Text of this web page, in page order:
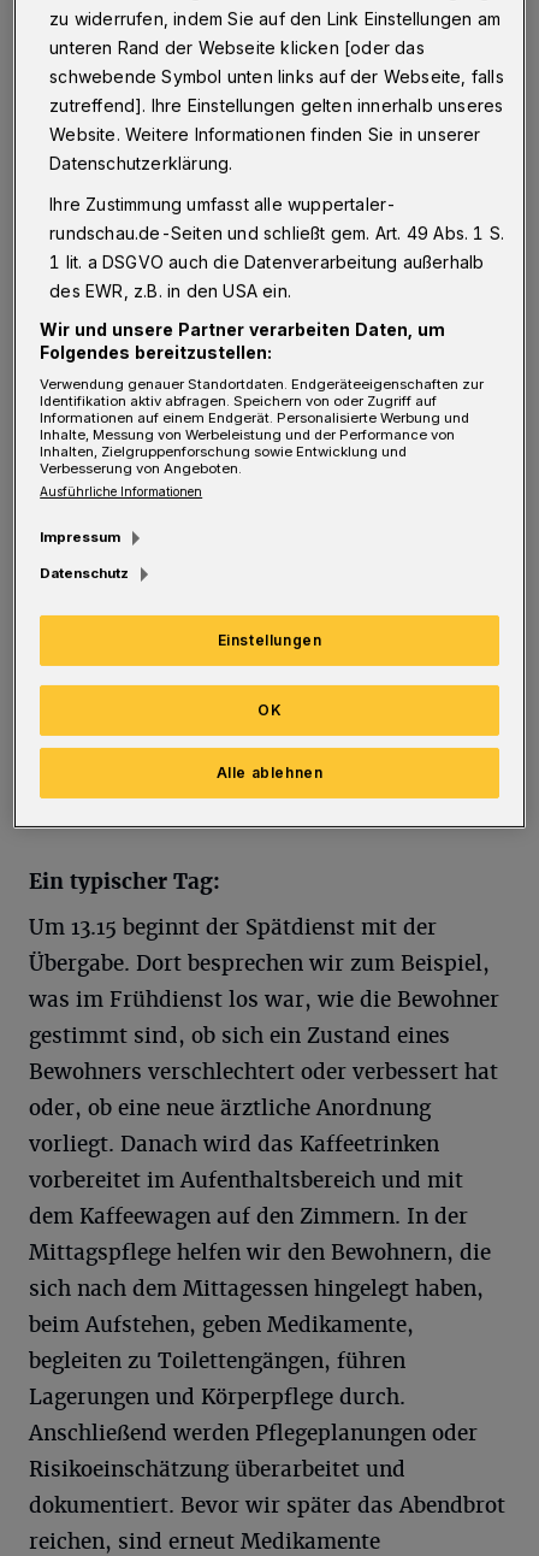
So habe ich herausgefunden, was mein
Traumjob ist:
Ich habe 2018 ein Freiwilliges Soziales Jahr im
Caritas-Altenzentrum Paul-Hanisch-Haus
angefangen. In diesem Jahr habe ich gelernt,
dass ich gut mit Menschen umgehen kann. Ich
bin immer mit Vorfreude zur Arbeit
gekommen.
Die Anforderungen in meinem Job:
starke Nerven besitzen und vor allem
Empathie. Es ist auch wichtig, dass man die
Theorie in die Praxis umsetzt und gut
kommunizieren kann. Humor sollte auch nicht
fehlen. Außerdem sollte man darauf achten,
den zu Pflegenden auf Augenhöhe zu
Ein typischer Tag:
Um 13.15 beginnt der Spätdienst mit der
Übergabe. Dort besprechen wir zum Beispiel,
was im Frühdienst los war, wie die Bewohner
gestimmt sind, ob sich ein Zustand eines
Bewohners verschlechtert oder verbessert hat
oder, ob eine neue ärztliche Anordnung
vorliegt. Danach wird das Kaffeetrinken
vorbereitet im Aufenthaltsbereich und mit
dem Kaffeewagen auf den Zimmern. In der
Mittagspflege helfen wir den Bewohnern, die
sich nach dem Mittagessen hingelegt haben,
beim Aufstehen, geben Medikamente,
begleiten zu Toilettengängen, führen
Lagerungen und Körperpflege durch.
Anschließend werden Pflegeplanungen oder
Risikoeinschätzung überarbeitet und
dokumentiert. Bevor wir später das Abendbrot
reichen, sind erneut Medikamente
zu widerrufen, indem Sie auf den Link Einstellungen am
unteren Rand der Webseite klicken [oder das
schwebende Symbol unten links auf der Webseite, falls
zutreffend]. Ihre Einstellungen gelten innerhalb unseres
Website. Weitere Informationen finden Sie in unserer
Datenschutzerklärung.
Ihre Zustimmung umfasst alle wuppertaler-
rundschau.de-Seiten und schließt gem. Art. 49 Abs. 1 S.
1 lit. a DSGVO auch die Datenverarbeitung außerhalb
des EWR, z.B. in den USA ein.
Wir und unsere Partner verarbeiten Daten, um
Folgendes bereitzustellen:
Verwendung genauer Standortdaten. Endgeräteeigenschaften zur
Identifikation aktiv abfragen. Speichern von oder Zugriff auf
Informationen auf einem Endgerät. Personalisierte Werbung und
Inhalte, Messung von Werbeleistung und der Performance von
Inhalten, Zielgruppenforschung sowie Entwicklung und
Verbesserung von Angeboten.
Ausführliche Informationen
Impressum
Datenschutz
Einstellungen
Alle ablehnen
OK